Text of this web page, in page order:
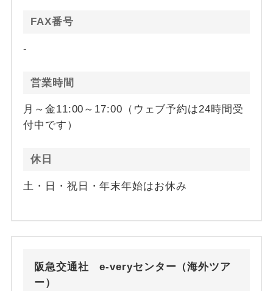
FAX番号
-
営業時間
月～金11:00～17:00（ウェブ予約は24時間受
付中です）
休日
土・日・祝日・年末年始はお休み
阪急交通社 e-veryセンター（海外ツア
ー）